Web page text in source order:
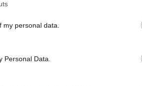
personal data.
Personal Data.